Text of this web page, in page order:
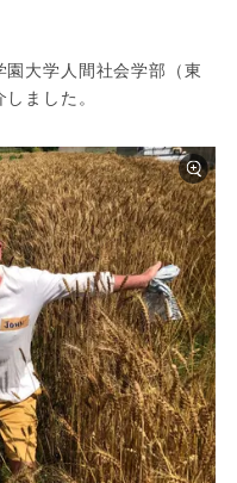
大学人間社会学部（東
ました。